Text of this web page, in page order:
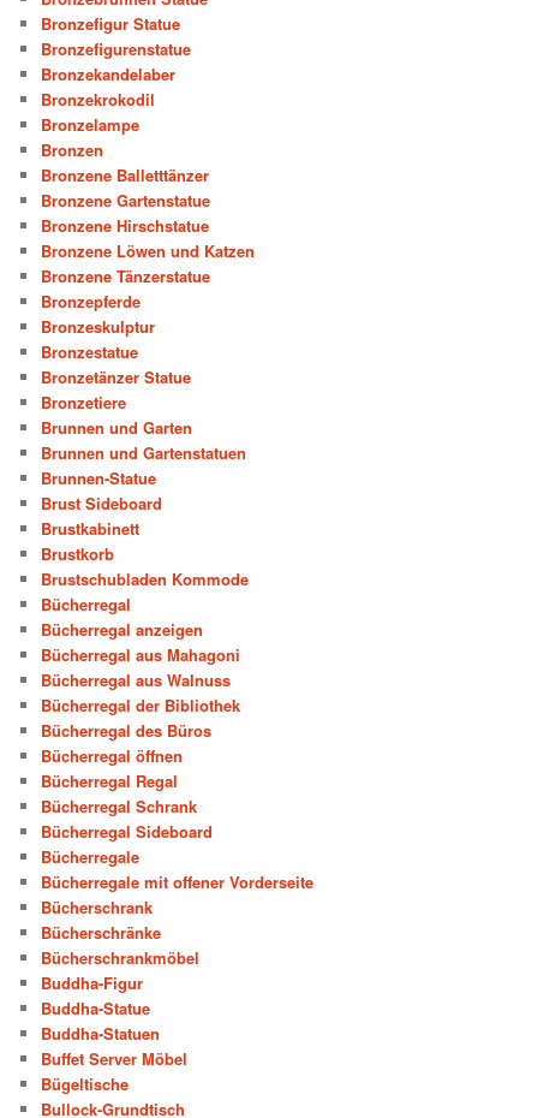
Bronzefigur Statue
Bronzefigurenstatue
Bronzekandelaber
Bronzekrokodil
Bronzelampe
Bronzen
Bronzene Balletttänzer
Bronzene Gartenstatue
Bronzene Hirschstatue
Bronzene Löwen und Katzen
Bronzene Tänzerstatue
Bronzepferde
Bronzeskulptur
Bronzestatue
Bronzetänzer Statue
Bronzetiere
Brunnen und Garten
Brunnen und Gartenstatuen
Brunnen-Statue
Brust Sideboard
Brustkabinett
Brustkorb
Brustschubladen Kommode
Bücherregal
Bücherregal anzeigen
Bücherregal aus Mahagoni
Bücherregal aus Walnuss
Bücherregal der Bibliothek
Bücherregal des Büros
Bücherregal öffnen
Bücherregal Regal
Bücherregal Schrank
Bücherregal Sideboard
Bücherregale
Bücherregale mit offener Vorderseite
Bücherschrank
Bücherschränke
Bücherschrankmöbel
Buddha-Figur
Buddha-Statue
Buddha-Statuen
Buffet Server Möbel
Bügeltische
Bullock-Grundtisch